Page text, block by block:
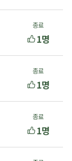
종료
1명
종료
1명
종료
1명